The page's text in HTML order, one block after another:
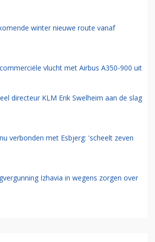
winter nieuwe route vanaf
vlucht met Airbus A350-900 uit
directeur KLM Erik Swelheim aan de slag
verbonden met Esbjerg: 'scheelt zeven
Izhavia in wegens zorgen over